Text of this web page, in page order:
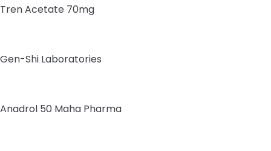
Tren Acetate 70mg
Gen-Shi Laboratories
Anadrol 50 Maha Pharma